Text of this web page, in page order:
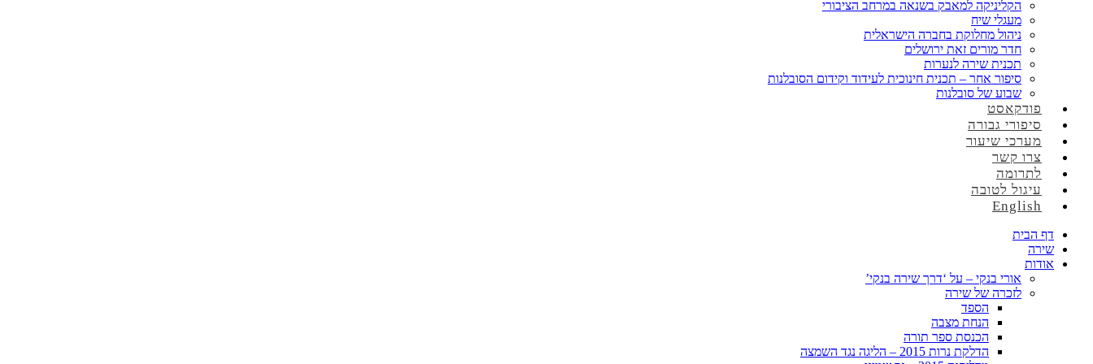
הקליניקה למאבק בשנאה במרחב הציבורי
מעגלי שיח
ניהול מחלוקת בחברה הישראלית
חדר מורים זאת ירושלים
תכנית שירה לנערות
סיפור אחר – תכנית חינוכית לעידוד וקידום הסובלנות
שבוע של סובלנות
פודקאסט
סיפורי גבורה
מערכי שיעור
צרו קשר
לתרומה
עיגול לטובה
English
דף הבית
שירה
אודות
אורי בנקי – על ‘דרך שירה בנקי’
לזכרה של שירה
הספד
הנחת מצבה
הכנסת ספר תורה
הדלקת נרות 2015 – הליגה נגד השמצה